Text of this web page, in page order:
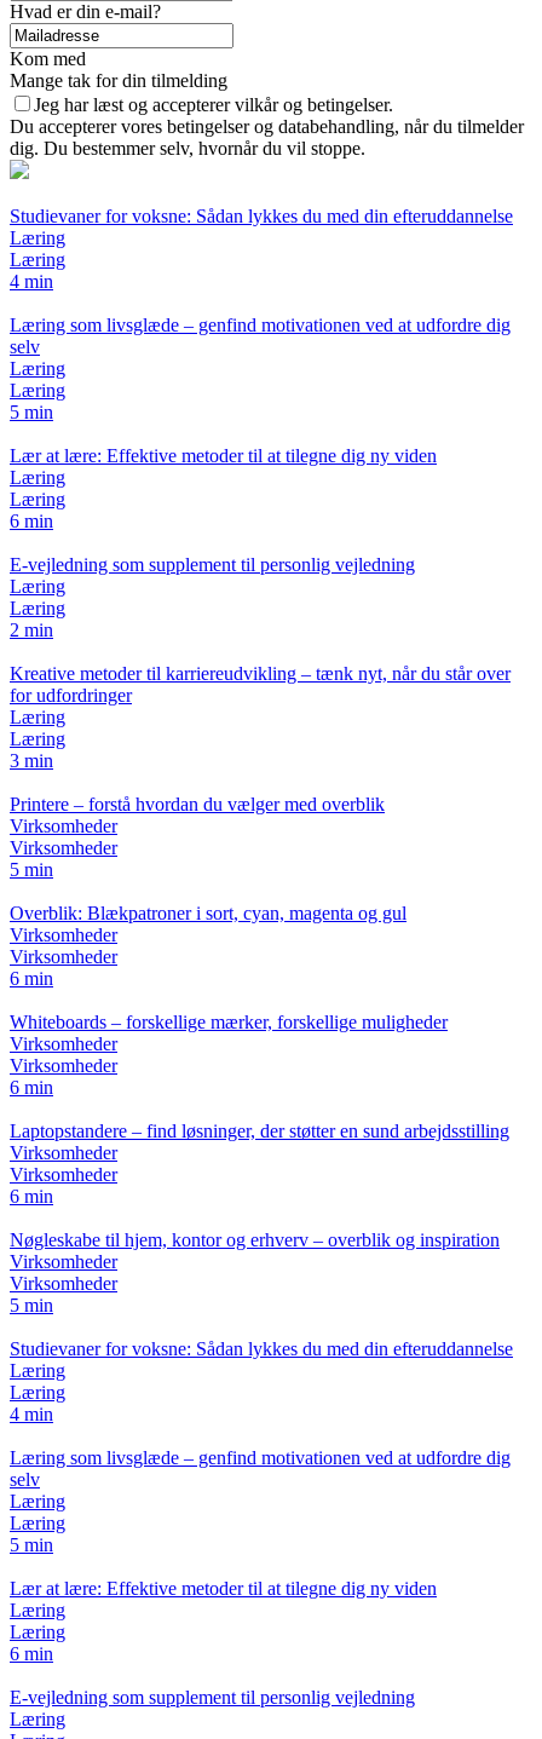
Hvad er din e-mail?
Kom med
Mange tak for din tilmelding
Jeg har læst og accepterer vilkår og betingelser.
Du accepterer vores betingelser og databehandling, når du tilmelder
dig. Du bestemmer selv, hvornår du vil stoppe.
Studievaner for voksne: Sådan lykkes du med din efteruddannelse
Læring
Læring
4 min
Læring som livsglæde – genfind motivationen ved at udfordre dig
selv
Læring
Læring
5 min
Lær at lære: Effektive metoder til at tilegne dig ny viden
Læring
Læring
6 min
E-vejledning som supplement til personlig vejledning
Læring
Læring
2 min
Kreative metoder til karriereudvikling – tænk nyt, når du står over
for udfordringer
Læring
Læring
3 min
Printere – forstå hvordan du vælger med overblik
Virksomheder
Virksomheder
5 min
Overblik: Blækpatroner i sort, cyan, magenta og gul
Virksomheder
Virksomheder
6 min
Whiteboards – forskellige mærker, forskellige muligheder
Virksomheder
Virksomheder
6 min
Laptopstandere – find løsninger, der støtter en sund arbejdsstilling
Virksomheder
Virksomheder
6 min
Nøgleskabe til hjem, kontor og erhverv – overblik og inspiration
Virksomheder
Virksomheder
5 min
Studievaner for voksne: Sådan lykkes du med din efteruddannelse
Læring
Læring
4 min
Læring som livsglæde – genfind motivationen ved at udfordre dig
selv
Læring
Læring
5 min
Lær at lære: Effektive metoder til at tilegne dig ny viden
Læring
Læring
6 min
E-vejledning som supplement til personlig vejledning
Læring